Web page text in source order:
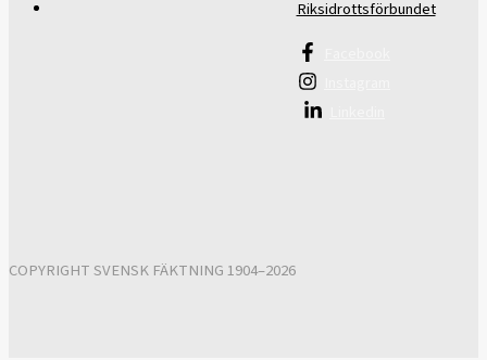
Riksidrottsförbundet
COPYRIGHT SVENSK FÄKTNING 1904–2026